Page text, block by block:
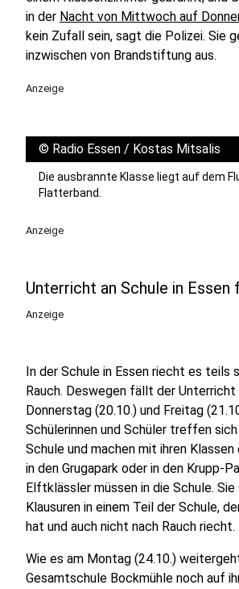
in der Nacht von Mittwoch auf
kein Zufall sein, sagt die Polizei. Sie
inzwischen von Brandstiftung aus.
Anzeige
© Radio Essen / Kostas Mitsalis
Die ausbrannte Klasse liegt auf dem
Flatterband.
Anzeige
Unterricht an Schule in Essen
Anzeige
In der Schule in Essen riecht es teils
Rauch. Deswegen fällt der
Donnerstag (20.10.) und Freitag
Schülerinnen und Schüler treffen
Schule und machen mit ihren Klassen
in den Grugapark oder in den Krupp-
Elftklässler müssen in die Schule. Sie
Klausuren in einem Teil der Schule,
hat und auch nicht nach Rauch riecht.
Wie es am Montag (24.10.)
Gesamtschule Bockmühle noch auf